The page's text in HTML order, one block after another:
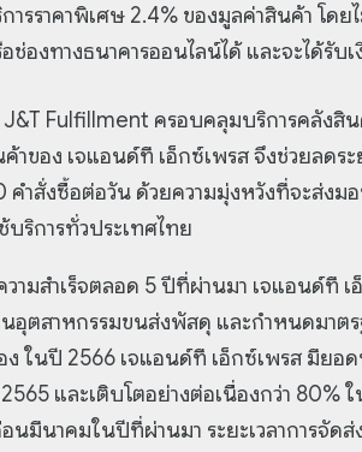
ารราคาพิเศษ 2.4% ของมูลค่าสินค้า โด
ช่องทางธนาคารออนไลน์ได้ และจะได้
J&T Fulfillment ครอบคลุมบริการคลังสิ
าของ เจแอนด์ที เอ็กซ์เพรส จึงช่วยลดระ
คำสั่งซื้อต่อวัน ด้วยความมุ่งหวังที่จะส่ง
บริการทั่วประเทศไทย
วามสำเร็จตลอด 5 ปีที่ผ่านมา เจแอนด์ที
อุตสาหกรรมขนส่งพัสดุ และกำหนดมาต
ง ในปี 2566 เจแอนด์ที เอ็กซ์เพรส มียอ
และเติบโตอย่างต่อเนื่องกว่า 80%
นมีนาคมในปีที่ผ่านมา ระยะเวลาการจัด